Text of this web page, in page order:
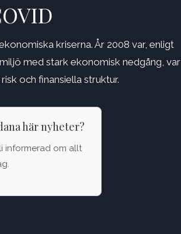
kriserna. År 2008 var, enligt
med stark ekonomisk nedgång, var
och finansiella struktur.
här nyheter?
informerad om allt